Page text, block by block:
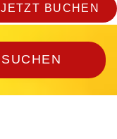
JETZT BUCHEN
SUCHEN